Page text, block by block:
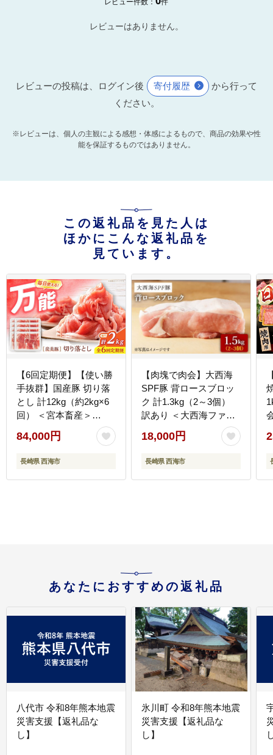
レビューはありません。
レビューの投稿は、ログイン後 寄付履歴
から行って
ください。
※レビューは、個人の主観による感想・体感によるもので、商品の効果や性
能を保証するものではありません。
この返礼品を見た人は
ほかにこんな返礼品を
見ています。
【6回定期便】【使い勝
手抜群】国産豚 切り落
とし 計12kg（約2kg×6
回） ＜宮本畜産＞
[CFA015]
84,000円
長崎県 西海市
【肉塊で肉会】大西海
SPF豚 背ロースブロッ
ク 計1.3kg（2～3個）
訳あり ＜大西海ファー
ム＞ [CCY027] 豚肉
18,000円
長崎県 西海市
あなたにおすすめの返礼品
八代市 令和8年熊本地震
災害支援【返礼品な
し】
氷川町 令和8年熊本地震
災害支援【返礼品な
し】